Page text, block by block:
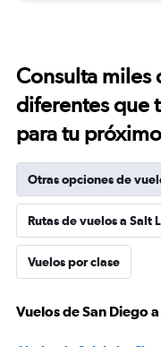
Consulta miles
diferentes que
para tu
Otras opciones de
Rutas de vuelos a Salt
Vuelos por clase
Vuelos de San Diego